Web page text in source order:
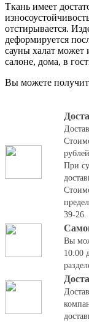
Ткань имеет
отстирывается.
деформируется
сауны халат может
салоне, дома, в
Вы можете
При
39-26.
Вы
10.00